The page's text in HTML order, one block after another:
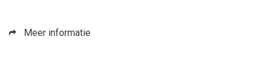
Meer informatie